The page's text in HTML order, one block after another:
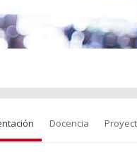
Docencia